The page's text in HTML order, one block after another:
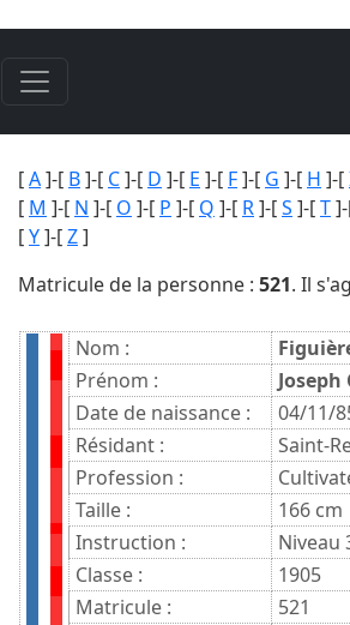
[A]-[ B]-[ C]-[ D ]-[ E ]-[ F]-[ G ]-[ H ]-[
[ M ]-[ N ]-[ O ]-[ P ]-[ Q ]-[ R]-[S ]-[T
[Y]-[Z]
Matricule de la personne : 521. Il
Nom :
Prénom :
Joseph
Date de naissance :
04/11/
Résidant :
Saint-
Profession :
Taille :
166 cm
Instruction :
Niveau
Classe :
1905
Matricule :
521